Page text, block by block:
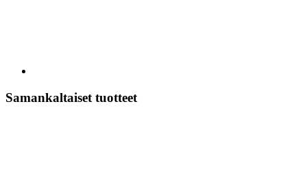
Samankaltaiset tuotteet